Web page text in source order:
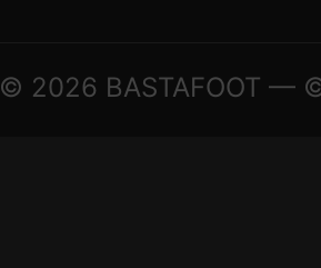
© 2026 BASTAFOOT —